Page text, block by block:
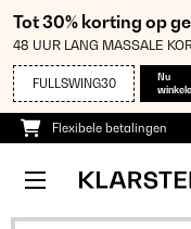
Tot 30% korting op
48 UUR LANG MASSALE
FULLSWING30
Nu
Flexibele betalingen